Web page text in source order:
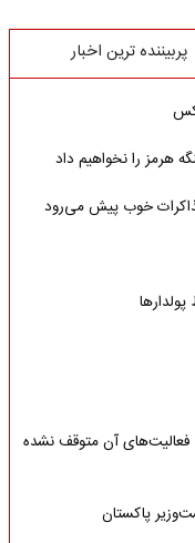
پربیننده ترین اخبار
هرمز را نخواهیم داد
خوب پیش می‌رود
آن متوقف نشده
پاکستان